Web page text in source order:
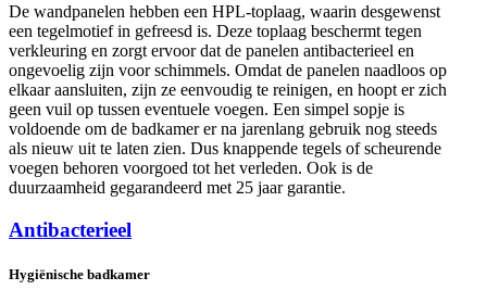
De wandpanelen hebben een HPL-toplaag, waarin desgewenst
een tegelmotief in gefreesd is. Deze toplaag beschermt tegen
verkleuring en zorgt ervoor dat de panelen antibacterieel en
ongevoelig zijn voor schimmels. Omdat de panelen naadloos op
elkaar aansluiten, zijn ze eenvoudig te reinigen, en hoopt er zich
geen vuil op tussen eventuele voegen. Een simpel sopje is
voldoende om de badkamer er na jarenlang gebruik nog steeds
als nieuw uit te laten zien. Dus knappende tegels of scheurende
voegen behoren voorgoed tot het verleden. Ook is de
duurzaamheid gegarandeerd met 25 jaar garantie.
Antibacterieel
Hygiënische badkamer